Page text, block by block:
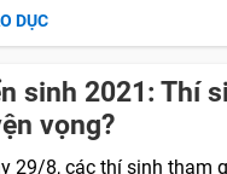
DỤC
sinh 2021: Thí
vọng?
29/8, các thí sinh tham